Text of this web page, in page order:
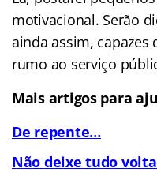
motivacional. Serão
ainda assim,
rumo ao serviço
Mais artigos para
De repente…
Não deixe tudo